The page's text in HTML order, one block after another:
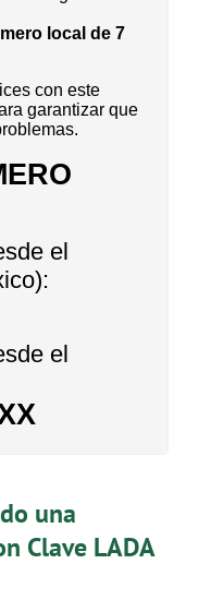
local de 7
con este
garantizar que
el
el
una
Clave LADA